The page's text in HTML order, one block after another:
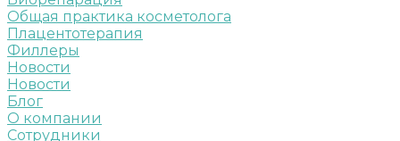
Общая практика косметолога
Плацентотерапия
Филлеры
Новости
Новости
Блог
О компании
Сотрудники